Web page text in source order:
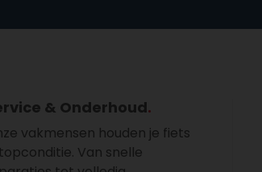
& Onderhoud
vakmensen houden je fiets
Van snelle